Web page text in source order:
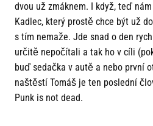
dvou už zmáknem. I když, teď
Kadlec, který prostě chce být už
s tím nemaže. Jde snad o den
určitě nepočítali a tak ho v cíli
buď sedačka v autě a nebo první
naštěstí Tomáš je ten poslední
Punk is not dead.